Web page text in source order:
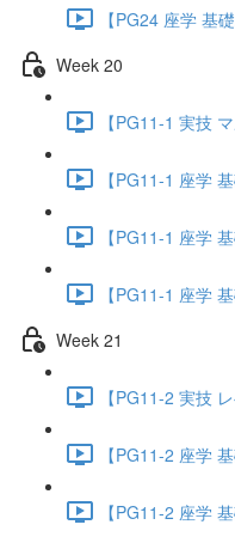
【PG24 座学 基
Week 20
【PG11-1 実技
【PG11-1 座学
【PG11-1 座学
【PG11-1 座学
Week 21
【PG11-2 実技
【PG11-2 座学
【PG11-2 座学